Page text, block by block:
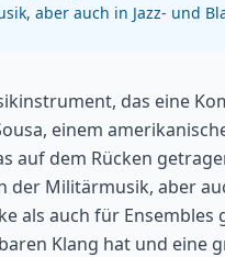
aber auch in Jazz- und
das eine
einem
auf dem Rücken
Militärmusik, aber
als auch für Ensembles
Klang hat und eine